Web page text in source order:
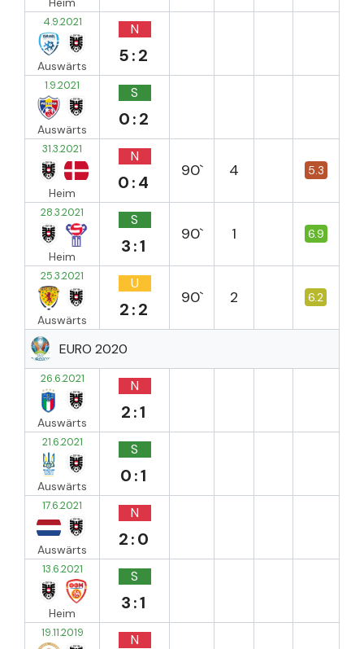
4.9.2021
Auswärts
N
5:2
1.9.2021
Auswärts
S
0:2
31.3.2021
Heim
N
0:4
90` 4 5.3
28.3.2021
Heim
S
3:1
90` 1 6.9
25.3.2021
Auswärts
U
2:2
90` 2 6.2
EURO 2020
26.6.2021
Auswärts
N
2:1
21.6.2021
Auswärts
S
0:1
17.6.2021
Auswärts
N
2:0
13.6.2021
Heim
S
3:1
19.11.2019 N